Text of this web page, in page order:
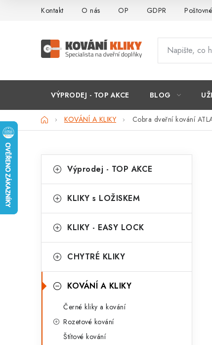
Kontakt O nás OP GDPR Poštovné
VÝPRODEJ - TOP AKCE BLOG
DomůKOVÁNÍ A KLIKY Cobra dveřní kování
o
t
r
n
n
kategorie
a
e
o
i
e
Výprodej - TOP AKCE
KLIKY s LOŽISKEM
KLIKY - EASY LOCK
CHYTRÉ KLIKY
KOVÁNÍ A KLIKY
Černé kliky a kování
Rozetové kování
Štítové kování